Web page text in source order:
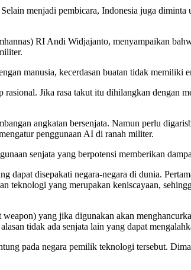
menjadi pembicara, Indonesia juga
RI Andi Widjajanto, menyampaikan
manusia, kecerdasan buatan tidak memiliki
Jika rasa takut itu dihilangkan dengan
angkatan bersenjata. Namun perlu
penggunaan AI di ranah militer.
senjata yang berpotensi memberikan
disepakati negara-negara di dunia.
teknologi yang merupakan keniscayaan,
yang jika digunakan akan
tidak ada senjata lain yang dapat
pada negara pemilik teknologi tersebut.